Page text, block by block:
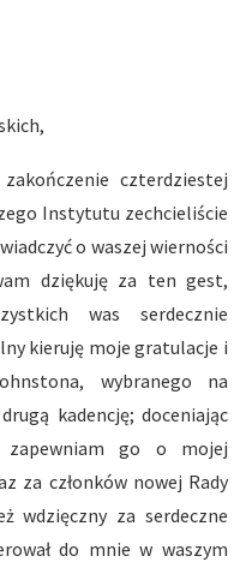
czterdziestej
Instytutu zechcieliście
o waszej wierności
dziękuję za ten gest,
was serdecznie
kieruję moje gratulacje i
wybranego na
kadencję; doceniając
zapewniam go o mojej
za członków nowej Rady
wdzięczny za serdeczne
do mnie w waszym